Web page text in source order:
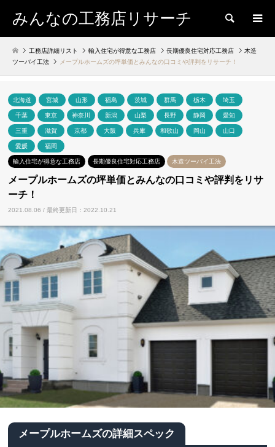
みんなの工務店リサーチ 検索
工務店詳細リスト 輸入住宅が得意な工務店 長期優良住宅対応工務店
木造
ツーバイ工法
メープルホームズの坪単価とみんなの口コミや評判をリサーチ！
北海道 宮城 山形 福島 茨城 群馬 栃木 埼玉
千葉 東京 神奈川 新潟 山梨 長野 静岡 愛知
三重 滋賀 京都 大阪 兵庫 和歌山 岡山 山口
愛媛 福岡
輸入住宅が得意な工務店 長期優良住宅対応工務店 木造ツーバイ工法
メープルホームズの坪単価とみんなの口コミや評判をリサ
ーチ！
2021.08.06 / 最終更新日：2022.10.21
メープルホームズの詳細スペック